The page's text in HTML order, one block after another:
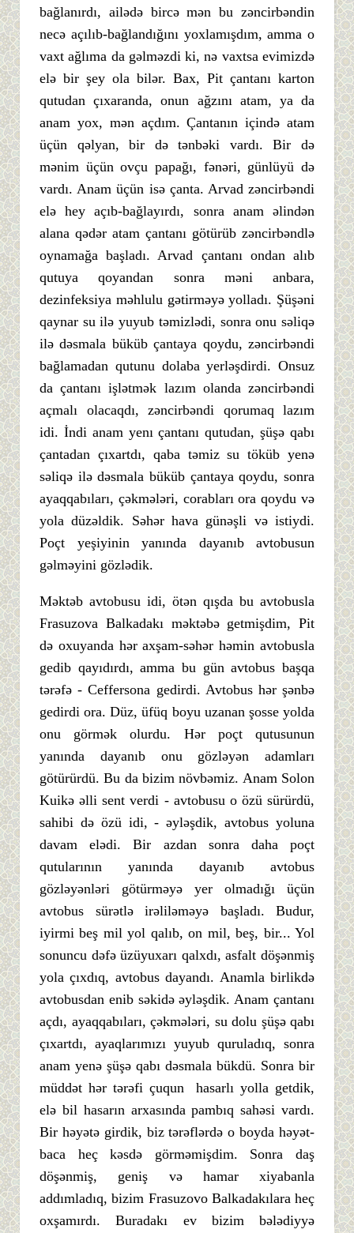
bağlanırdı, ailədə bircə mən bu zəncirbəndin
necə açılıb-bağlandığını yoxlamışdım, amma o
vaxt ağlıma da gəlməzdi ki, nə vaxtsa evimizdə
elə bir şey ola bilər. Bax, Pit çantanı karton
qutudan çıxaranda, onun ağzını atam, ya da
anam yox, mən açdım. Çantanın içində atam
üçün qəlyan, bir də tənbəki vardı. Bir də
mənim üçün ovçu papağı, fənəri, günlüyü də
vardı. Anam üçün isə çanta. Arvad zəncirbəndi
elə hey açıb-bağlayırdı, sonra anam əlindən
alana qədər atam çantanı götürüb zəncirbəndlə
oynamağa başladı. Arvad çantanı ondan alıb
qutuya qoyandan sonra məni anbara,
dezinfeksiya məhlulu gətirməyə yolladı. Şüşəni
qaynar su ilə yuyub təmizlədi, sonra onu səliqə
ilə dəsmala büküb çantaya qoydu, zəncirbəndi
bağlamadan qutunu dolaba yerləşdirdi. Onsuz
da çantanı işlətmək lazım olanda zəncirbəndi
açmalı olacaqdı, zəncirbəndi qorumaq lazım
idi. İndi anam yenı çantanı qutudan, şüşə qabı
çantadan çıxartdı, qaba təmiz su töküb yenə
səliqə ilə dəsmala büküb çantaya qoydu, sonra
ayaqqabıları, çəkmələri, corabları ora qoydu və
yola düzəldik. Səhər hava günəşli və istiydi.
Poçt yeşiyinin yanında dayanıb avtobusun
gəlməyini gözlədik.
Məktəb avtobusu idi, ötən qışda bu avtobusla
Frasuzova Balkadakı məktəbə getmişdim, Pit
də oxuyanda hər axşam-səhər həmin avtobusla
gedib qayıdırdı, amma bu gün avtobus başqa
tərəfə - Ceffersona gedirdi. Avtobus hər şənbə
gedirdi ora. Düz, üfüq boyu uzanan şosse yolda
onu görmək olurdu. Hər poçt qutusunun
yanında dayanıb onu gözləyən adamları
götürürdü. Bu da bizim növbəmiz. Anam Solon
Kuikə əlli sent verdi - avtobusu o özü sürürdü,
sahibi də özü idi, - əyləşdik, avtobus yoluna
davam elədi. Bir azdan sonra daha poçt
qutularının yanında dayanıb avtobus
gözləyənləri götürməyə yer olmadığı üçün
avtobus sürətlə irəliləməyə başladı. Budur,
iyirmi beş mil yol qalıb, on mil, beş, bir... Yol
sonuncu dəfə üzüyuxarı qalxdı, asfalt döşənmiş
yola çıxdıq, avtobus dayandı. Anamla birlikdə
avtobusdan enib səkidə əyləşdik. Anam çantanı
açdı, ayaqqabıları, çəkmələri, su dolu şüşə qabı
çıxartdı, ayaqlarımızı yuyub quruladıq, sonra
anam yenə şüşə qabı dəsmala bükdü. Sonra bir
müddət hər tərəfi çuqun hasarlı yolla getdik,
elə bil hasarın arxasında pambıq sahəsi vardı.
Bir həyətə girdik, biz tərəflərdə o boyda həyət-
baca heç kəsdə görməmişdim. Sonra daş
döşənmiş, geniş və hamar xiyabanla
addımladıq, bizim Frasuzovo Balkadakılara heç
oxşamırdı. Buradakı ev bizim bələdiyyə